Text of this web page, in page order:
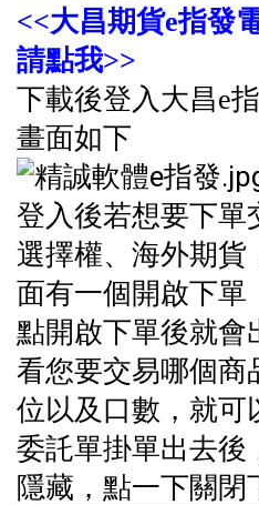
<<大昌期貨e指發
請點我>>
下載後登入大昌e
畫面如下
登入後若想要下單
選擇權、海外期貨
面有一個開啟下單
點開啟下單後就會
看您要交易哪個商
位以及口數，就可
委託單掛單出去後
隱藏，點一下關閉